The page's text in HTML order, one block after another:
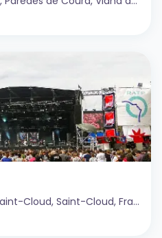
Domaine National de Saint-Cloud, Saint-Cloud, France